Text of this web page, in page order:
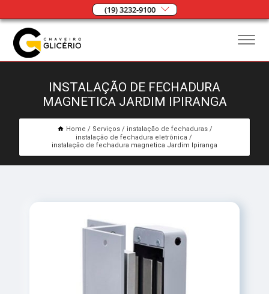
(19) 3232-9100
INSTALAÇÃO DE FECHADURA
MAGNETICA JARDIM IPIRANGA
Home Serviços
instalação de fechaduras
instalação de fechadura eletrônica
instalação de fechadura magnetica Jardim Ipiranga